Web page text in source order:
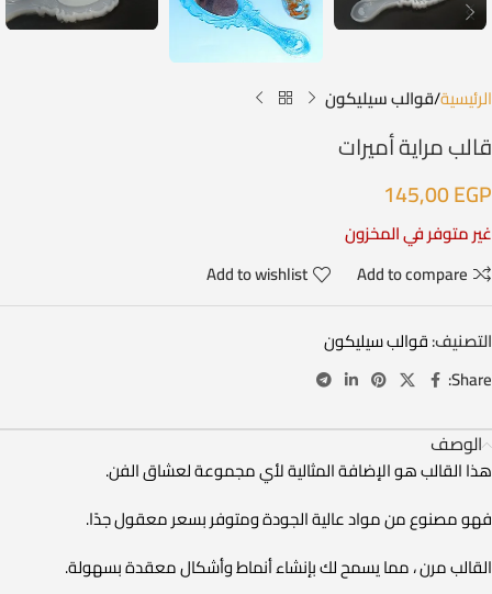
الرئيسية قوالب سيليكون
قالب مراية أميرات
145,00EGP
غير متوفر في المخزون
Add to compare
Add to wishlist
التصنيف:قوالب سيليكون
Share:
الوصف
هذا القالب هو الإضافة المثالية لأي مجموعة لعشاق الفن.
فهو مصنوع من مواد عالية الجودة ومتوفر بسعر معقول جدًا.
القالب مرن ، مما يسمح لك بإنشاء أنماط وأشكال معقدة بسهولة.